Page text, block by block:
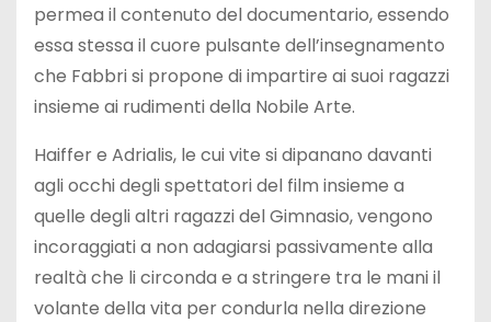
permea il contenuto del documentario, essendo
essa stessa il cuore pulsante dell’insegnamento
che Fabbri si propone di impartire ai suoi ragazzi
insieme ai rudimenti della Nobile Arte.
Haiffer e Adrialis, le cui vite si dipanano davanti
agli occhi degli spettatori del film insieme a
quelle degli altri ragazzi del Gimnasio, vengono
incoraggiati a non adagiarsi passivamente alla
realtà che li circonda e a stringere tra le mani il
volante della vita per condurla nella direzione